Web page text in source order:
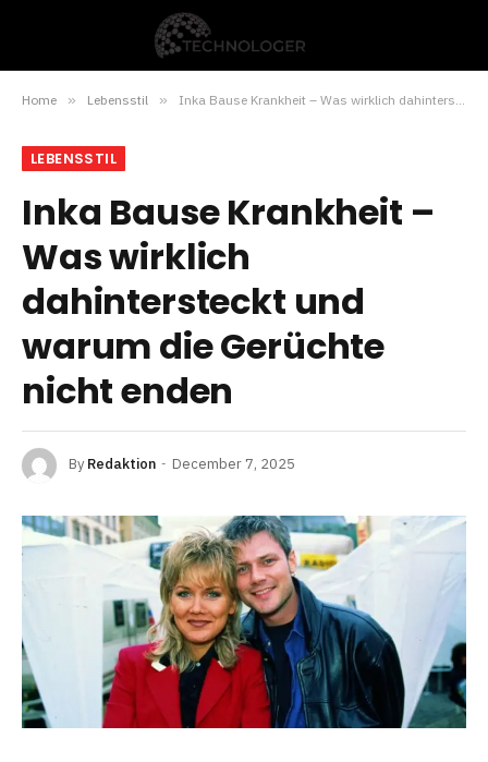
Home » Lebensstil » Inka Bause Krankheit – Was wirklich dahintersteckt und warum die Gerüchte nicht enden
LEBENSSTIL
Inka Bause Krankheit –
Was wirklich
dahintersteckt und
warum die Gerüchte
nicht enden
By Redaktion December 7, 2025